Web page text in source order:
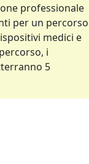
professionale
per un percorso
medici e
i
5